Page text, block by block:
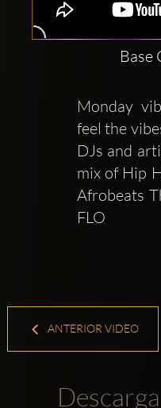
Base
Monday
feel the
DJs and
mix of Hip
Afrobeats
FLO
ANTERIOR VIDEO